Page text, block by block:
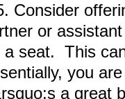
Consider
or
a seat. This
you
a great